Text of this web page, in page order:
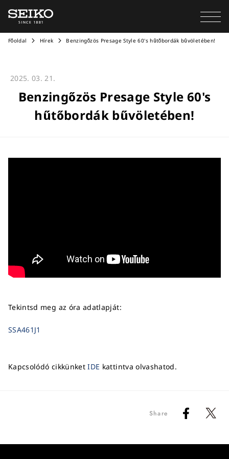
Főoldal Hírek Benzingőzös Presage Style 60's hűtőbordák bűvöletében!
2025. 03. 21.
Benzingőzös Presage Style 60's
hűtőbordák bűvöletében!
Tekintsd meg az óra adatlapját:
SSA461J1
Kapcsolódó cikkünketIDE kattintva olvashatod.
Share